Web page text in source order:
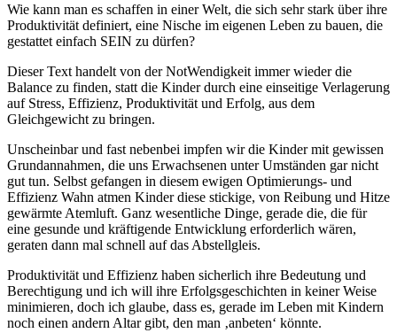
Wie kann man es schaffen in einer Welt, die sich sehr stark über ihre
Produktivität definiert, eine Nische im eigenen Leben zu bauen, die
gestattet einfach SEIN zu dürfen?
Dieser Text handelt von der NotWendigkeit immer wieder die
Balance zu finden, statt die Kinder durch eine einseitige Verlagerung
auf Stress, Effizienz, Produktivität und Erfolg, aus dem
Gleichgewicht zu bringen.
Unscheinbar und fast nebenbei impfen wir die Kinder mit gewissen
Grundannahmen, die uns Erwachsenen unter Umständen gar nicht
gut tun. Selbst gefangen in diesem ewigen Optimierungs- und
Effizienz Wahn atmen Kinder diese stickige, von Reibung und Hitze
gewärmte Atemluft. Ganz wesentliche Dinge, gerade die, die für
eine gesunde und kräftigende Entwicklung erforderlich wären,
geraten dann mal schnell auf das Abstellgleis.
Produktivität und Effizienz haben sicherlich ihre Bedeutung und
Berechtigung und ich will ihre Erfolgsgeschichten in keiner Weise
minimieren, doch ich glaube, dass es, gerade im Leben mit Kindern
noch einen andern Altar gibt, den man ‚anbeten‘ könnte.